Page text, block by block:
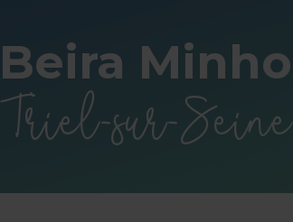
Beira Minho
Triel-sur-Seine